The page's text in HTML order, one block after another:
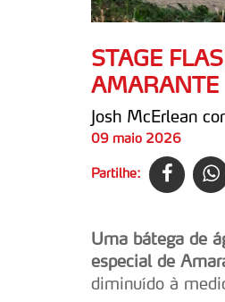
STAGE
AMARANTE
Josh McErlean
09 maio 2026
Partilhe:
Uma bátega de
especial de
diminuído à